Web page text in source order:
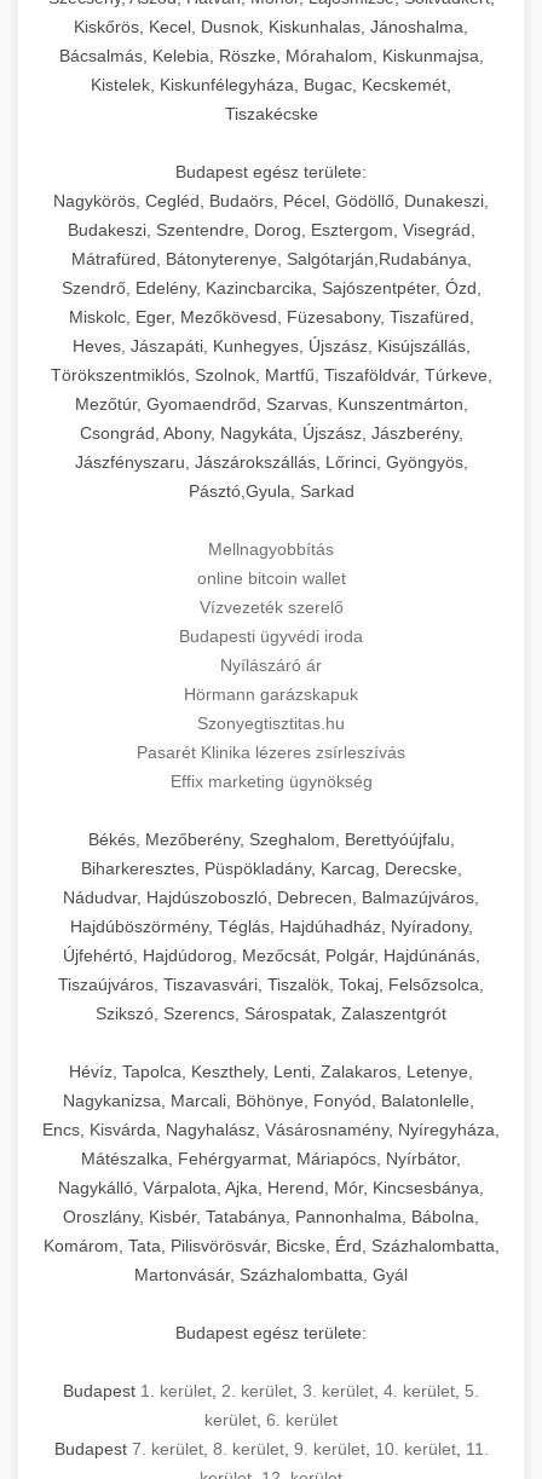
Kiskőrös, Kecel, Dusnok, Kiskunhalas, Jánoshalma,
Bácsalmás, Kelebia, Röszke, Mórahalom, Kiskunmajsa,
Kistelek, Kiskunfélegyháza, Bugac, Kecskemét,
Tiszakécske
Budapest egész területe:
Nagykörös, Cegléd, Budaörs, Pécel, Gödöllő, Dunakeszi,
Budakeszi, Szentendre, Dorog, Esztergom, Visegrád,
Mátrafüred, Bátonyterenye, Salgótarján,Rudabánya,
Szendrő, Edelény, Kazincbarcika, Sajószentpéter, Ózd,
Miskolc, Eger, Mezőkövesd, Füzesabony, Tiszafüred,
Heves, Jászapáti, Kunhegyes, Újszász, Kisújszállás,
Törökszentmiklós, Szolnok, Martfű, Tiszaföldvár, Túrkeve,
Mezőtúr, Gyomaendrőd, Szarvas, Kunszentmárton,
Csongrád, Abony, Nagykáta, Újszász, Jászberény,
Jászfényszaru, Jászárokszállás, Lőrinci, Gyöngyös,
Pásztó,Gyula, Sarkad
Mellnagyobbítás
online bitcoin wallet
Vízvezeték szerelő
Budapesti ügyvédi iroda
Nyílászáró ár
Hörmann garázskapuk
Szonyegtisztitas.hu
Pasarét Klinika lézeres zsírleszívás
Effix marketing ügynökség
Békés, Mezőberény, Szeghalom, Berettyóújfalu,
Biharkeresztes, Püspökladány, Karcag, Derecske,
Nádudvar, Hajdúszoboszló, Debrecen, Balmazújváros,
Hajdúböszörmény, Téglás, Hajdúhadház, Nyíradony,
Újfehértó, Hajdúdorog, Mezőcsát, Polgár, Hajdúnánás,
Tiszaújváros, Tiszavasvári, Tiszalök, Tokaj, Felsőzsolca,
Szikszó, Szerencs, Sárospatak, Zalaszentgrót
Hévíz, Tapolca, Keszthely, Lenti, Zalakaros, Letenye,
Nagykanizsa, Marcali, Böhönye, Fonyód, Balatonlelle,
Encs, Kisvárda, Nagyhalász, Vásárosnamény, Nyíregyháza,
Mátészalka, Fehérgyarmat, Máriapócs, Nyírbátor,
Nagykálló, Várpalota, Ajka, Herend, Mór, Kincsesbánya,
Oroszlány, Kisbér, Tatabánya, Pannonhalma, Bábolna,
Komárom, Tata, Pilisvörösvár, Bicske, Érd, Százhalombatta,
Martonvásár, Százhalombatta, Gyál
Budapest egész területe:
Budapest 1. kerület 2. kerület 3. kerület 4. kerület 5.
kerület 6. kerület
Budapest 7. kerület, 8. kerület, 9. kerület, 10. kerület, 11.